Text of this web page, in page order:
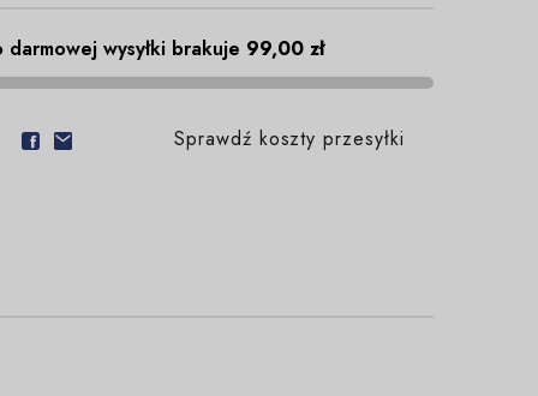
darmowej wysyłki brakuje 99,00 zł
Sprawdź koszty przesyłki